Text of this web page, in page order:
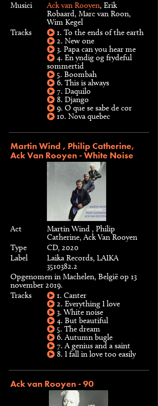
Musici
Ack van Rooyen, Erik
Robaard, Marc van Roon,
Wim Kegel
Tracks
1. To the ends of the earth
2. New one
3. Papa can you hear me
4. En yndig og frydeful
sommertid
5. Boombah
6. This is always
7. Daquilo
8. Django
9. O que se sabe de cor
10. Nova quebec
Martin Wind , Philip Catherine,
Ack Van Rooyen - White Noise
Act
Martin Wind , Philip
Catherine, Ack Van Rooyen
Type
CD, 2020
Label
Laika Records, LAIKA
3510382.2
Opgenomen in Machelen, België op 13
november 2019.
Tracks
1. Canter
2. Everything I love
3. White noise
4. But beautiful
5. The dream
6. Autumn bugle
7. A genius and a saint
8. I fall in love too easily
Ack van Rooyen - 90